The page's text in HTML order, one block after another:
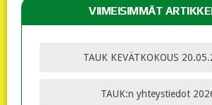
VIIMEISIMMÄT
TAUK KEVÄTKOKOUS
TAUK:n yhteystiedot